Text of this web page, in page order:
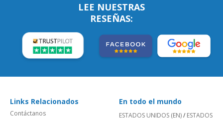
LEE NUESTRAS
RESEÑAS:
Links Relacionados
Contáctanos
En todo el mundo
ESTADOS UNIDOS (EN)/ ESTADOS